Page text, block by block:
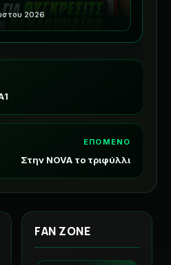
2026
ΕΠΟΜΕΝΟ
Στην NOVA το τριφύλλι
FAN ZONE